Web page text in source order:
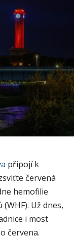
připojí k
červená
hemofilie
Už dnes,
i most
červena.